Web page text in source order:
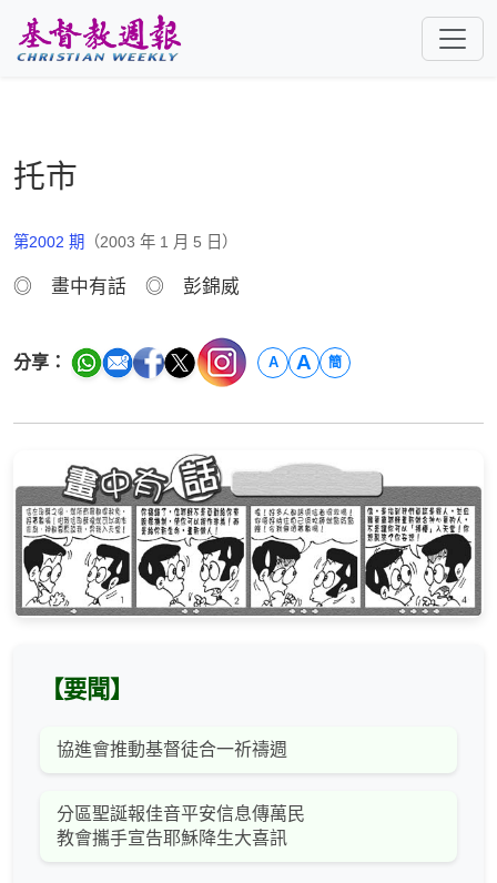
托市
第2002 期 （2003 年 1 月 5 日）
◎ 畫中有話 ◎ 彭錦威
分享： A A 簡
【要聞】
協進會推動基督徒合一祈禱週
分區聖誕報佳音平安信息傳萬民
教會攜手宣告耶穌降生大喜訊